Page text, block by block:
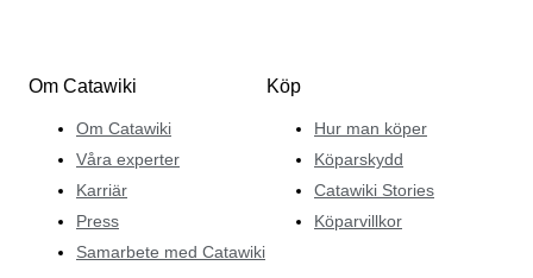
Om Catawiki
Om Catawiki
Våra experter
Karriär
Press
Samarbete med Catawiki
Köp
Hur man köper
Köparskydd
Catawiki Stories
Köparvillkor